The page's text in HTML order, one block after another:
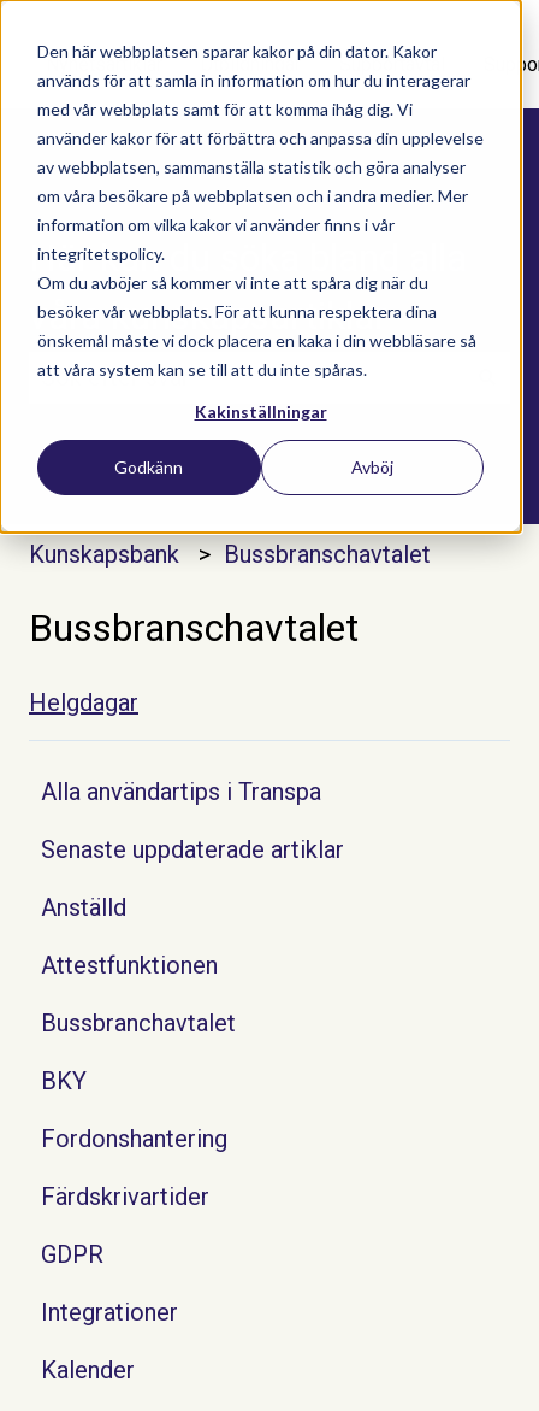
Den här webbplatsen sparar kakor på din dator. Kakor
används för att samla in information om hur du interagerar
med vår webbplats samt för att komma ihåg dig. Vi
använder kakor för att förbättra och anpassa din upplevelse
av webbplatsen, sammanställa statistik och göra analyser
om våra besökare på webbplatsen och i andra medier. Mer
information om vilka kakor vi använder finns i vår
integritetspolicy.
Om du avböjer så kommer vi inte att spåra dig när du
besöker vår webbplats. För att kunna respektera dina
önskemål måste vi dock placera en kaka i din webbläsare så
att våra system kan se till att du inte spåras.
Kakinställningar
Godkänn Avböj
Nyhetsartiklar Utbildningar Supportavtal
Här kan du söka bland alla
våra kunskapsartiklar
Det finns inga förslag eftersom sökfältet är
Kunskapsbank Bussbranschavtalet
Bussbranschavtalet
Helgdagar
Alla användartips i Transpa
Senaste uppdaterade artiklar
Anställd
Attestfunktionen
Bussbranchavtalet
BKY
Fordonshantering
Färdskrivartider
GDPR
Integrationer
Kalender